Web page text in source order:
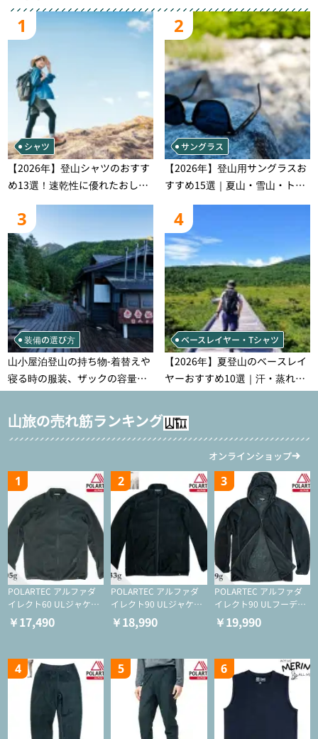
1
シャツ
【2026年】登山シャツのおすす
め13選！速乾性に優れたおしゃ
れなモデルを徹底紹介！
2
サングラス
【2026年】登山用サングラスお
すすめ15選｜夏山・雪山・トレ
ラン別、シーンで選ぶ失敗しな
い一本
3
装備の選び方
山小屋泊登山の持ち物‐着替えや
寝る時の服装、ザックの容量な
どを徹底紹介！1泊2日、2泊3日
用のリスト付き
4
ベースレイヤー・Tシャツ
【2026年】夏登山のベースレイ
ヤーおすすめ10選｜汗・蒸れ・
汗冷え対策に効く選び方
山旅の売れ筋ランキング
オンラインショップ
1
POLARTEC アルファダ
イレクト60 ULジャケッ
ト（登山/ミドルレイヤ
ー/化繊ジャケット）
￥17,490
2
POLARTEC アルファダ
イレクト90 ULジャケッ
ト（アクティブインサレ
ーション/ミドルレイヤ
￥18,990
3
POLARTEC アルファダ
イレクト90 ULフーディ
（アクティブインサレー
ション/ミドルレイヤー/
￥19,990
4 5 6